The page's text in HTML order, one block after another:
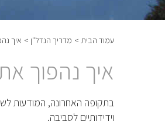
עמוד הבית > מדריך הנדל"ן > איך
איך נהפוך
בתקופה האחרונה, המודעות
וידידותיים לסביבה.